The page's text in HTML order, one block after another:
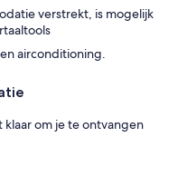
verstrekt, is mogelijk
airconditioning.
om je te ontvangen